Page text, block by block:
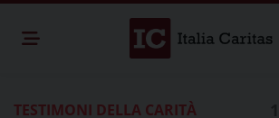
TESTIMONI DELLA CARITÀ